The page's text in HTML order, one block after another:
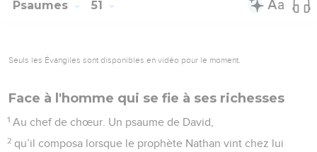
Psaumes 51
Seuls les Évangiles sont disponibles en vidéo pour le moment.
Face à l'homme qui se fie à ses richesses
1 Au chef de chœur. Un psaume de David,
2 qu’il composa lorsque le prophète Nathan vint chez lui